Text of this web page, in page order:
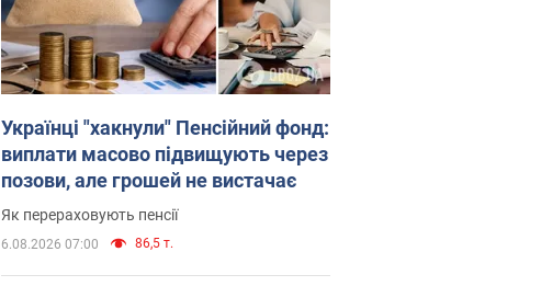
Українці "хакнули" Пенсійний фонд:
виплати масово підвищують через
позови, але грошей не вистачає
Як перераховують пенсії
6.08.2026 07:00 86,5 т.